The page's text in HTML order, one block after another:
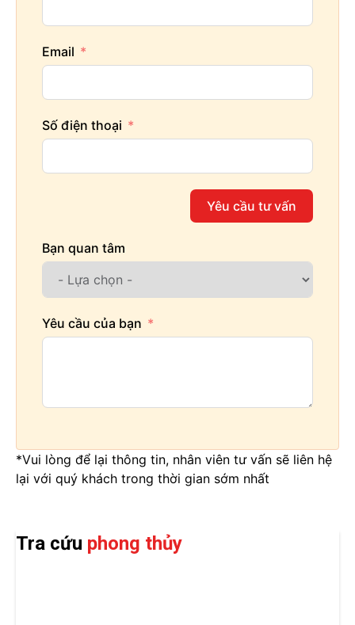
Email
Số điện thoại
Yêu cầu tư vấn
Bạn quan tâm
Yêu cầu của bạn
*Vui lòng để lại thông tin, nhân viên tư vấn sẽ liên hệ
lại với quý khách trong thời gian sớm nhất
Tra cứu phong thủy